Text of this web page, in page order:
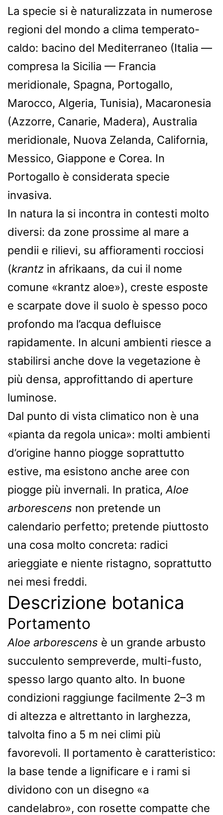
La specie si è naturalizzata in numerose
regioni del mondo a clima temperato-
caldo: bacino del Mediterraneo (Italia —
compresa la Sicilia — Francia
meridionale, Spagna, Portogallo,
Marocco, Algeria, Tunisia), Macaronesia
(Azzorre, Canarie, Madera), Australia
meridionale, Nuova Zelanda, California,
Messico, Giappone e Corea. In
Portogallo è considerata specie
invasiva.
In natura la si incontra in contesti molto
diversi: da zone prossime al mare a
pendii e rilievi, su affioramenti rocciosi
(krantz in afrikaans, da cui il nome
comune «krantz aloe»), creste esposte
e scarpate dove il suolo è spesso poco
profondo ma l’acqua defluisce
rapidamente. In alcuni ambienti riesce a
stabilirsi anche dove la vegetazione è
più densa, approfittando di aperture
luminose.
Dal punto di vista climatico non è una
«pianta da regola unica»: molti ambienti
d’origine hanno piogge soprattutto
estive, ma esistono anche aree con
piogge più invernali. In pratica, Aloe
arborescens non pretende un
calendario perfetto; pretende piuttosto
una cosa molto concreta: radici
arieggiate e niente ristagno, soprattutto
nei mesi freddi.
Descrizione botanica
Portamento
Aloe arborescens è un grande arbusto
succulento sempreverde, multi-fusto,
spesso largo quanto alto. In buone
condizioni raggiunge facilmente 2–3 m
di altezza e altrettanto in larghezza,
talvolta fino a 5 m nei climi più
favorevoli. Il portamento è caratteristico:
la base tende a lignificare e i rami si
dividono con un disegno «a
candelabro», con rosette compatte che